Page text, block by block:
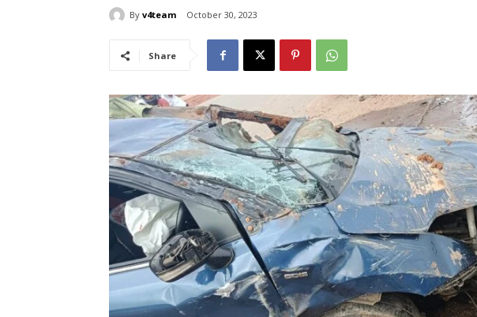
By v4team October 30, 2023
Share